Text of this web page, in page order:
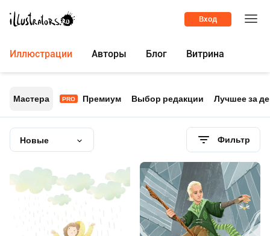
Вход
Иллюстрации Авторы Блог Витрина
Новые
Мастера PRO Премиум Выбор редакции Лучшее за
Фильтр